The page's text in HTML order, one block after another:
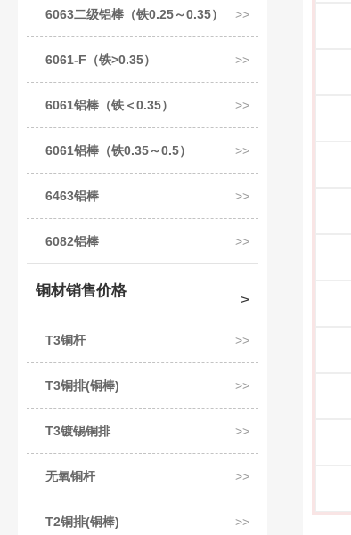
6063二级铝棒（铁0.25～0.35）
6061-F（铁>0.35）
6061铝棒（铁＜0.35）
6061铝棒（铁0.35～0.5）
6463铝棒
6082铝棒
铜材销售价格
T3铜杆
T3铜排(铜棒)
T3镀锡铜排
无氧铜杆
T2铜排(铜棒)